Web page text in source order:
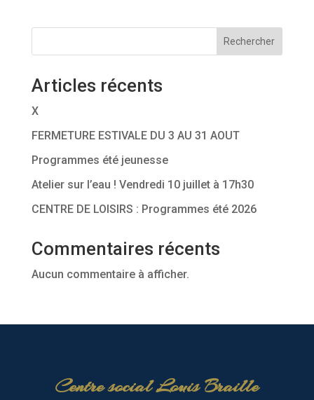
Rechercher
Articles récents
X
FERMETURE ESTIVALE DU 3 AU 31 AOUT
Programmes été jeunesse
Atelier sur l’eau ! Vendredi 10 juillet à 17h30
CENTRE DE LOISIRS : Programmes été 2026
Commentaires récents
Aucun commentaire à afficher.
Centre social Louis Braille